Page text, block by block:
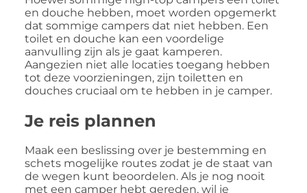
en douche hebben, moet worden opgemerkt
dat sommige campers dat niet hebben. Een
toilet en douche kan een voordelige
aanvulling zijn als je gaat kamperen.
Aangezien niet alle locaties toegang hebben
tot deze voorzieningen, zijn toiletten en
douches cruciaal om te hebben in je camper.
Je reis plannen
Maak een beslissing over je bestemming en
schets mogelijke routes zodat je de staat van
de wegen kunt beoordelen. Als je nog nooit
met een camper hebt gereden, wil je